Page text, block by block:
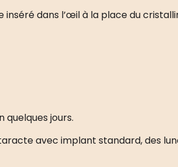
inséré dans l’œil à la place du
quelques jours.
avec implant standard, des